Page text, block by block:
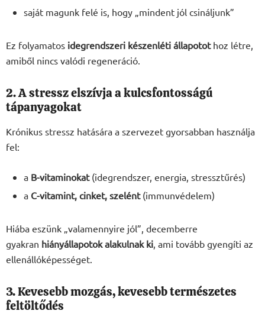
saját magunk felé is, hogy „mindent jól csináljunk”
Ez folyamatos idegrendszeri készenléti állapotothoz létre,
amiből nincs valódi regeneráció.
2. A stressz elszívja a kulcsfontosságú
tápanyagokat
Krónikus stressz hatására a szervezet gyorsabban használja
fel:
a B-vitaminokat(idegrendszer, energia, stressztűrés)
a C-vitamint, cinket, szelént(immunvédelem)
Hiába eszünk „valamennyire jól”, decemberre
gyakran hiányállapotok alakulnak ki , ami tovább gyengíti az
ellenállóképességet.
3. Kevesebb mozgás, kevesebb természetes
feltöltődés